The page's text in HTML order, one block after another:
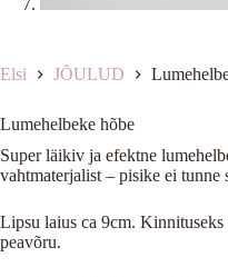
Elsi JÕULUD
Lumehelbeke hõbe
Super läikiv ja efektne
vahtmaterjalist – pisike ei tunne
Lipsu laius ca 9cm.
peavõru.